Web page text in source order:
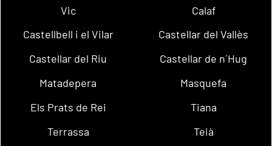
Vic
Calaf
Castellbell i el Vilar
Castellar del Vallès
Castellar del Riu
Castellar de n´Hug
Matadepera
Masquefa
Els Prats de Rei
Tiana
Terrassa
Teià